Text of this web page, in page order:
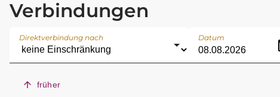
Verbindungen
Direktverbindung nach Datum
früher